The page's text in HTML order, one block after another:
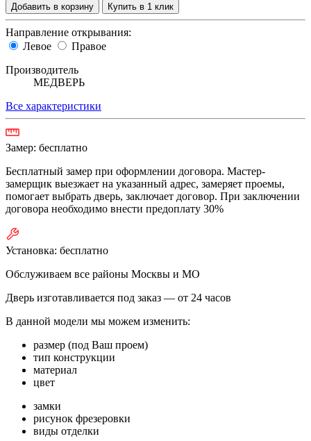
Добавить в корзину Купить в 1 клик
Направление открывания:
Левое
Правое
Производитель
МЕДВЕРЬ
Все характеристики
Замер: бесплатно
Бесплатный замер при оформлении договора. Мастер-
замерщик выезжает на указанный адрес, замеряет проемы,
помогает выбрать дверь, заключает договор. При заключении
договора необходимо внести предоплату 30%
Установка: бесплатно
Обслуживаем все районы Москвы и МО
Дверь изготавливается под заказ — от 24 часов
В данной модели мы можем изменить:
размер (под Ваш проем)
тип конструкции
материал
цвет
замки
рисунок фрезеровки
виды отделки